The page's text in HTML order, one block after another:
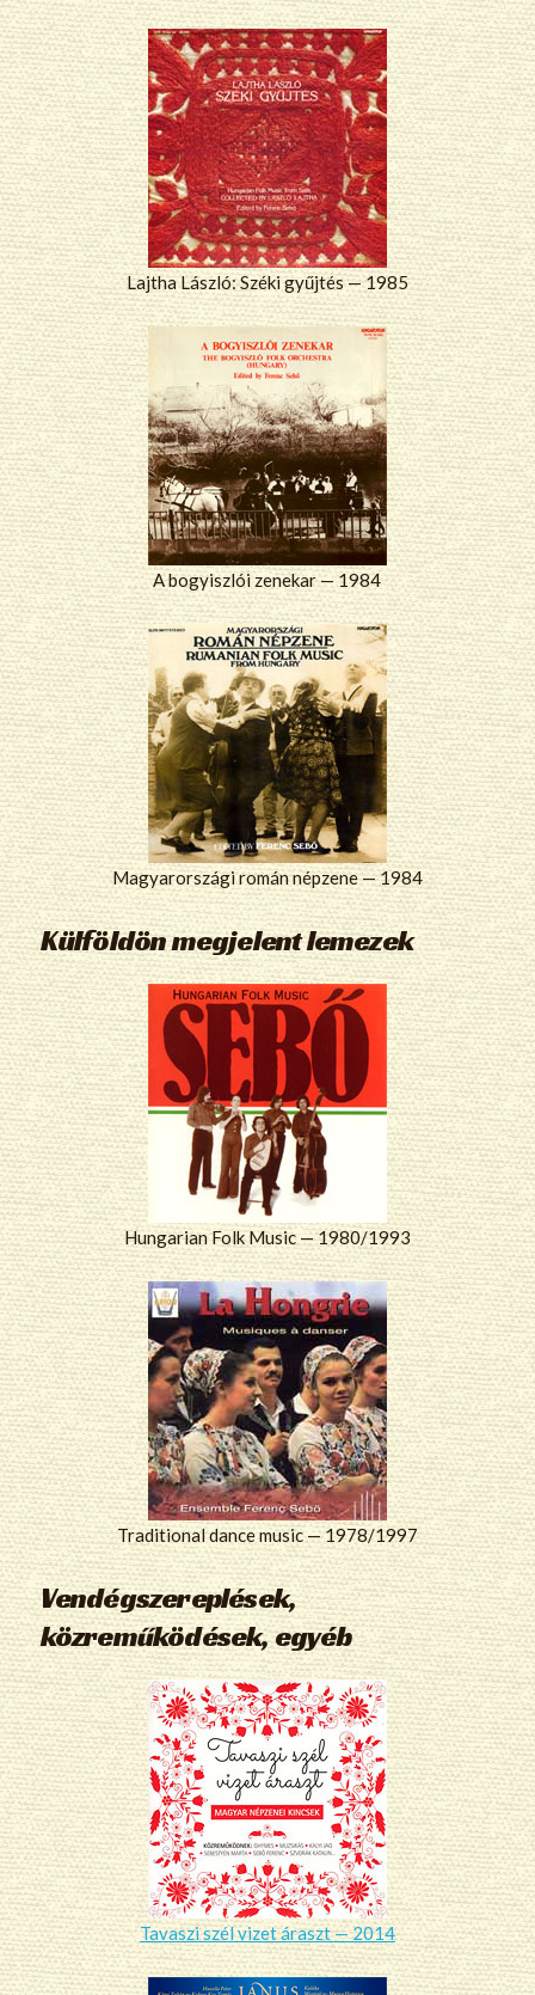
Lajtha László: Széki gyűjtés — 1985
A bogyiszlói zenekar — 1984
Magyarországi román népzene — 1984
Külföldön megjelent lemezek
Hungarian Folk Music — 1980/1993
Traditional dance music — 1978/1997
Vendégszereplések,
közreműködések, egyéb
Tavaszi szél vizet áraszt — 2014